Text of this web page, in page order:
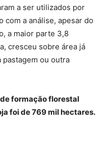
a ser utilizados por
com a análise, apesar do
a maior parte 3,8
cresceu sobre área já
ou outra
formação florestal
foi de 769 mil hectares.